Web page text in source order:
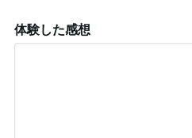
体験した感想